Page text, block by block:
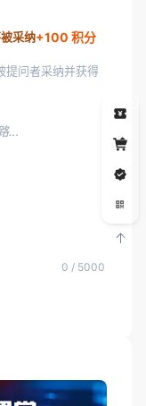
采纳+100 积分
提问者采纳并获得
…
0 / 5000